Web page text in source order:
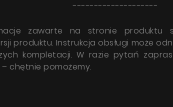
--------------------
zawarte na stronie produktu
produktu. Instrukcja obsługi może
kompletacji. W razie pytań
– chętnie pomożemy.